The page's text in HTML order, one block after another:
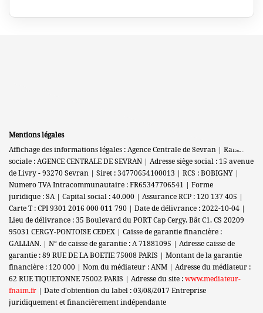
Mentions légales
Affichage des informations légales : Agence Centrale de Sevran | Raison
sociale : AGENCE CENTRALE DE SEVRAN | Adresse siège social : 15 avenue
de Livry - 93270 Sevran | Siret : 34770654100013 | RCS : BOBIGNY |
Numero TVA Intracommunautaire : FR65347706541 | Forme
juridique : SA | Capital social : 40.000 | Assurance RCP : 120 137 405 |
Carte T : CPI 9301 2016 000 011 790 | Date de délivrance : 2022-10-04 |
Lieu de délivrance : 35 Boulevard du PORT Cap Cergy, Bât C1, CS 20209
95031 CERGY-PONTOISE CEDEX | Caisse de garantie financière :
GALLIAN. | N° de caisse de garantie : A 71881095 | Adresse caisse de
garantie : 89 RUE DE LA BOETIE 75008 PARIS | Montant de la garantie
financière : 120 000 | Nom du médiateur : ANM | Adresse du médiateur :
62 RUE TIQUETONNE 75002 PARIS | Adresse du site : www.mediateur-
fnaim.fr | Date d'obtention du label : 03/08/2017 Entreprise
juridiquement et financièrement indépendante